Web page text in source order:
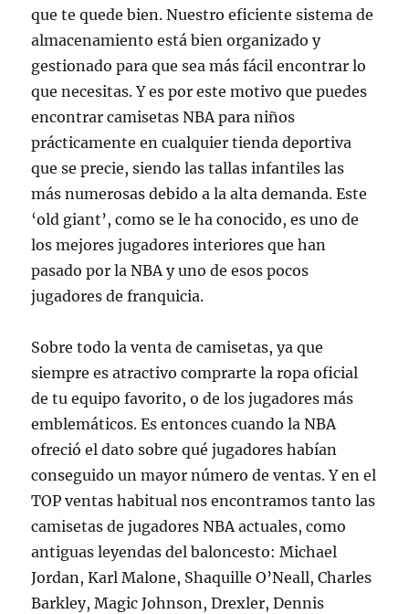
que te quede bien. Nuestro eficiente sistema de
almacenamiento está bien organizado y
gestionado para que sea más fácil encontrar lo
que necesitas. Y es por este motivo que puedes
encontrar camisetas NBA para niños
prácticamente en cualquier tienda deportiva
que se precie, siendo las tallas infantiles las
más numerosas debido a la alta demanda. Este
‘old giant’, como se le ha conocido, es uno de
los mejores jugadores interiores que han
pasado por la NBA y uno de esos pocos
jugadores de franquicia.
Sobre todo la venta de camisetas, ya que
siempre es atractivo comprarte la ropa oficial
de tu equipo favorito, o de los jugadores más
emblemáticos. Es entonces cuando la NBA
ofreció el dato sobre qué jugadores habían
conseguido un mayor número de ventas. Y en el
TOP ventas habitual nos encontramos tanto las
camisetas de jugadores NBA actuales, como
antiguas leyendas del baloncesto: Michael
Jordan, Karl Malone, Shaquille O’Neall, Charles
Barkley, Magic Johnson, Drexler, Dennis